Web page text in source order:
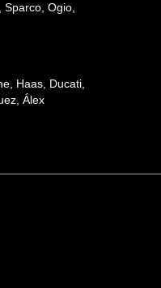
Ogio,
Haas, Ducati,
Álex